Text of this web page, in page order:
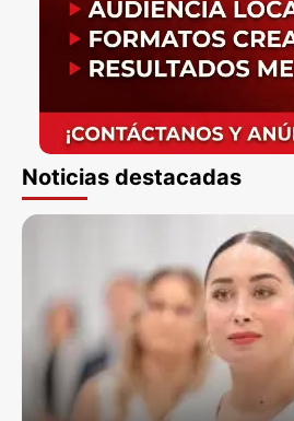
Noticias destacadas